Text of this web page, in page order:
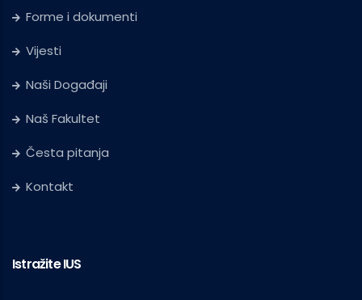
Forme i dokumenti
Vijesti
Naši Događaji
Naš Fakultet
Česta pitanja
Kontakt
Istražite IUS